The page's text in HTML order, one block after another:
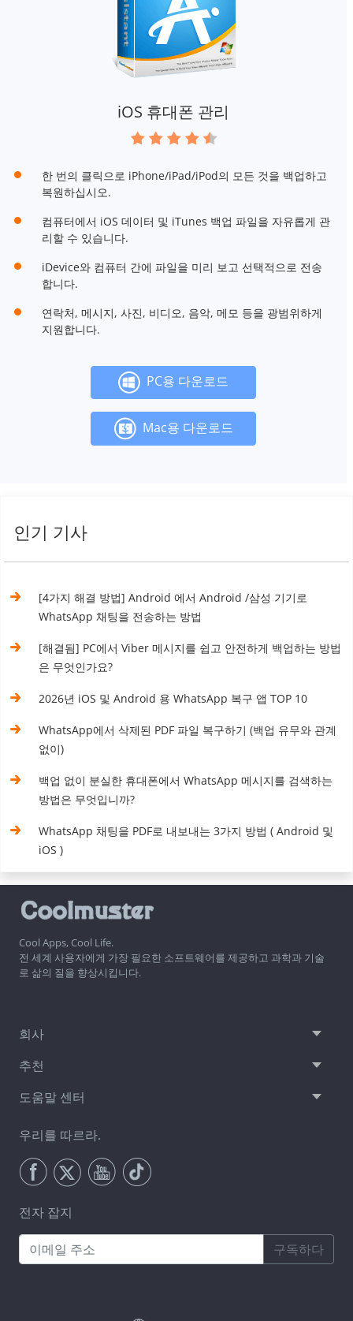
iOS 휴대폰 관리
한 번의 클릭으로 iPhone/iPad/iPod의 모든 것을 백업하고
복원하십시오.
컴퓨터에서 iOS 데이터 및 iTunes 백업 파일을 자유롭게 관
리할 수 있습니다.
iDevice와 컴퓨터 간에 파일을 미리 보고 선택적으로 전송
합니다.
연락처, 메시지, 사진, 비디오, 음악, 메모 등을 광범위하게
지원합니다.
PC용 다운로드
Mac용 다운로드
인기 기사
[4가지 해결 방법] Android 에서 Android /삼성 기기로
WhatsApp 채팅을 전송하는 방법
[해결됨] PC에서 Viber 메시지를 쉽고 안전하게 백업하는 방법
은 무엇인가요?
2026년 iOS 및 Android 용 WhatsApp 복구 앱 TOP 10
WhatsApp에서 삭제된 PDF 파일 복구하기 (백업 유무와 관계
없이)
백업 없이 분실한 휴대폰에서 WhatsApp 메시지를 검색하는
방법은 무엇입니까?
WhatsApp 채팅을 PDF로 내보내는 3가지 방법 ( Android 및
iOS )
Cool Apps, Cool Life.
전 세계 사용자에게 가장 필요한 소프트웨어를 제공하고 과학과 기술
로 삶의 질을 향상시킵니다.
회사
추천
도움말 센터
우리를 따르라.
전자 잡지
구독하다